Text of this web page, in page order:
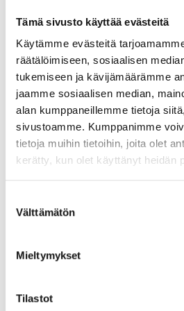
Tämä sivusto käyttää evästeitä
Käytämme evästeitä
räätälöimiseen, sosiaalisen
tukemiseen ja kävijämäärämme
jaamme sosiaalisen median,
alan kumppaneillemme tietoja
sivustoamme. Kumppanimme
tietoja muihin tietoihin, joita olet
kerätty, kun olet käyttänyt heidän
valinta
Välttämätön
Mieltymykset
Tilastot
Uusimmat
Bondatan historia —
edelläkävijäksi